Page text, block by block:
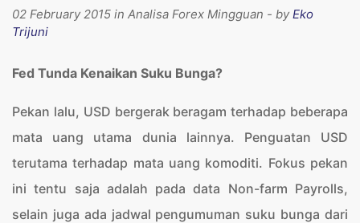
02 February 2015 in Analisa Forex Mingguan - byEko
Trijuni
Fed Tunda Kenaikan Suku Bunga?
Pekan lalu, USD bergerak beragam terhadap beberapa
mata uang utama dunia lainnya. Penguatan USD
terutama terhadap mata uang komoditi. Fokus pekan
ini tentu saja adalah pada data Non-farm Payrolls,
selain juga ada jadwal pengumuman suku bunga dari